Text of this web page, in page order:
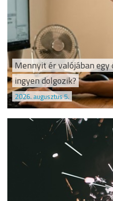
Mennyit ér valójában egy
ingyen dolgozik?
2026. augusztus 5.